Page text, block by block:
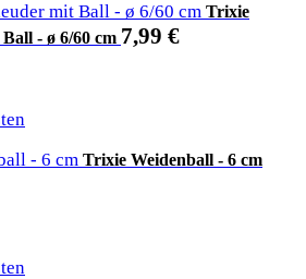
Trixie
- ø 6/60 cm 7,99 €
Trixie Weidenball - 6 cm